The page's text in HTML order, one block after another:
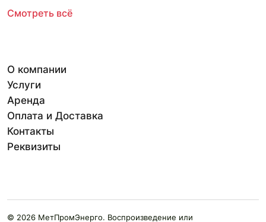
Смотреть всё
О компании
Услуги
Аренда
Оплата и Доставка
Контакты
Реквизиты
© 2026 МетПромЭнерго. Воспроизведение или